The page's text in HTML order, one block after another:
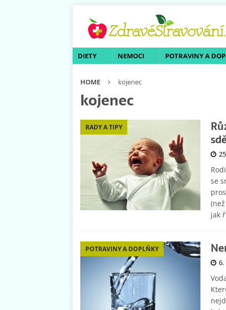
DIETY NEMOCI POTRAVINY A
HOME kojenec
kojenec
RADY A TIPY
se
jak
POTRAVINY A DOPLŇKY
6.